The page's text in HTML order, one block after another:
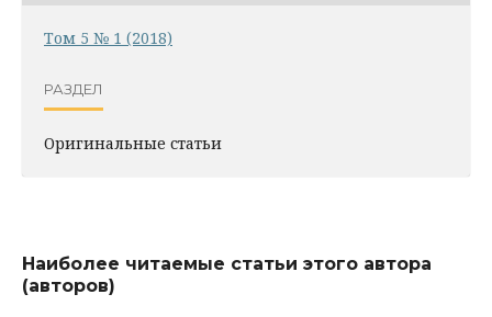
Том 5 № 1 (2018)
РАЗДЕЛ
Оригинальные статьи
Наиболее читаемые статьи этого автора
(авторов)